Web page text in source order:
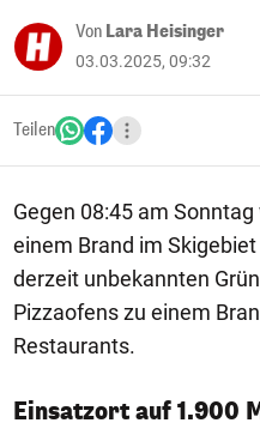
Von Lara Heisinger
03.03.2025, 09:32
Teilen
Gegen 08:45 am
einem Brand im
derzeit unbekannten
Pizzaofens zu einem
Restaurants.
Einsatzort auf 1.900